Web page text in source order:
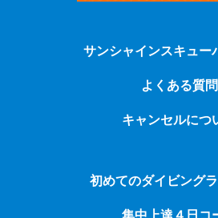
サンシャインスキュー
よくある質問
キャンセルにつ
初めてのダイビング
集中上達４日コ